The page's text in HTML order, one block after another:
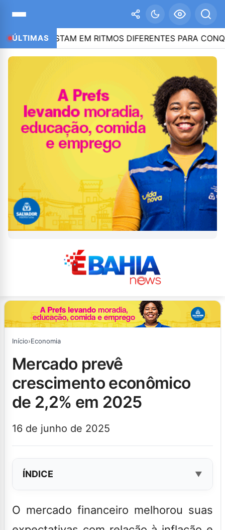
ÚLTIMASEM RITMOS DIFERENTES PARA CONQUISTAR
Início›Economia
mercado prevê
crescimento econômico
de 2,2% em 2025
16 de junho de 2025
ÍNDICE
O mercado financeiro melhorou suas